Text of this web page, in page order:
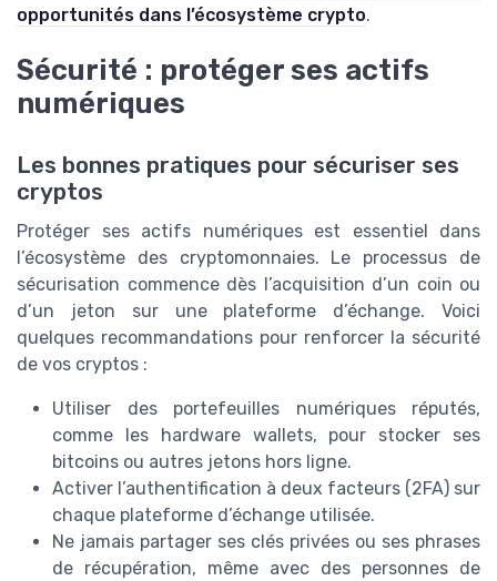
opportunités dans l’écosystème crypto.
Sécurité : protéger ses actifs
numériques
Les bonnes pratiques pour sécuriser ses
cryptos
Protéger ses actifs numériques est essentiel dans
l’écosystème des cryptomonnaies. Le processus de
sécurisation commence dès l’acquisition d’un coin ou
d’un jeton sur une plateforme d’échange. Voici
quelques recommandations pour renforcer la sécurité
de vos cryptos :
Utiliser des portefeuilles numériques réputés,
comme les hardware wallets, pour stocker ses
bitcoins ou autres jetons hors ligne.
Activer l’authentification à deux facteurs (2FA) sur
chaque plateforme d’échange utilisée.
Ne jamais partager ses clés privées ou ses phrases
de récupération, même avec des personnes de